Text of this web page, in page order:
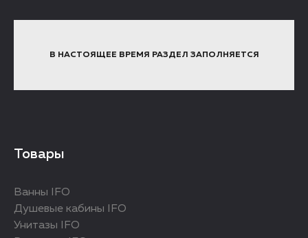
В НАСТОЯЩЕЕ ВРЕМЯ РАЗДЕЛ ЗАПОЛНЯЕТСЯ
Товары
Ванны IFO
Душевые кабины IFO
Унитазы IFO